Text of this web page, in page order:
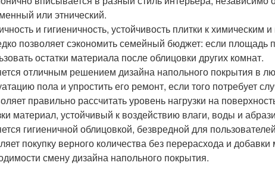
или этнический.
и гигиеничность, устойчивость плитки к
позволяет сэкономить семейный бюджет: если
остатки материала после облицовки других комнат.
отличным решением дизайна напольного покрытия в
пола и упростить его ремонт, если того потребует
правильно рассчитать уровень нагрузки на
материал, устойчивый к воздействию влаги, воды и
гигиеничной облицовкой, безвредной для
покупку верного количества без перерасхода и
смену дизайна напольного покрытия.